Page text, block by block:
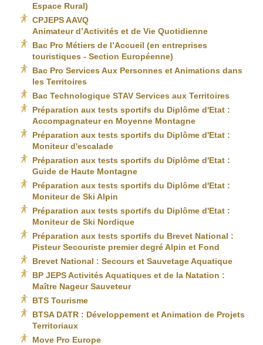
Espace Rural)
CPJEPS AAVQ
Animateur d’Activités et de Vie Quotidienne
Bac Pro Métiers de l’Accueil (en entreprises
touristiques - Section Européenne)
Bac Pro Services Aux Personnes et Animations dans
les Territoires
Bac Technologique STAV Services aux Territoires
Préparation aux tests sportifs du Diplôme d'Etat :
Accompagnateur en Moyenne Montagne
Préparation aux tests sportifs du Diplôme d'Etat :
Moniteur d'escalade
Préparation aux tests sportifs du Diplôme d'Etat :
Guide de Haute Montagne
Préparation aux tests sportifs du Diplôme d'Etat :
Moniteur de Ski Alpin
Préparation aux tests sportifs du Diplôme d'Etat :
Moniteur de Ski Nordique
Préparation aux tests sportifs du Brevet National :
Pisteur Secouriste premier degré Alpin et Fond
Brevet National : Secours et Sauvetage Aquatique
BP JEPS Activités Aquatiques et de la Natation :
Maître Nageur Sauveteur
BTS Tourisme
BTSA DATR : Développement et Animation de Projets
Territoriaux
Move Pro Europe